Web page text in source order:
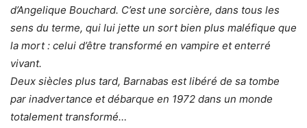
d’Angelique Bouchard. C’est une sorcière, dans tous les
sens du terme, qui lui jette un sort bien plus maléfique que
la mort : celui d’être transformé en vampire et enterré
vivant.
Deux siècles plus tard, Barnabas est libéré de sa tombe
par inadvertance et débarque en 1972 dans un monde
totalement transformé…